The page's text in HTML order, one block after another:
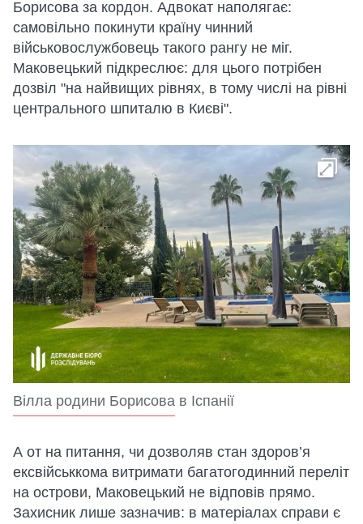
Борисова за кордон. Адвокат наполягає:
самовільно покинути країну чинний
військовослужбовець такого рангу не міг.
Маковецький підкреслює: для цього потрібен
дозвіл "на найвищих рівнях, в тому числі на рівні
центрального шпиталю в Києві".
Вілла родини Борисова в Іспанії
А от на питання, чи дозволяв стан здоров’я
ексвійськкома витримати багатогодинний переліт
на острови, Маковецький не відповів прямо.
Захисник лише зазначив: в матеріалах справи є